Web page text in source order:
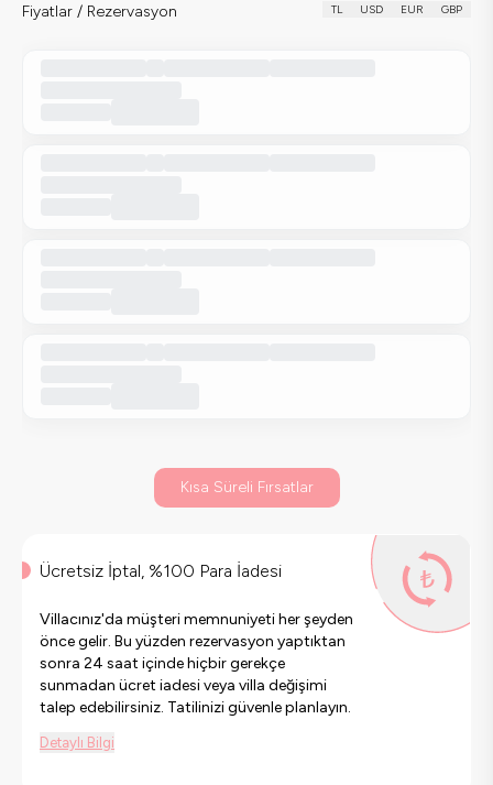
Fiyatlar / Rezervasyon TL USD EUR GBP
Kısa Süreli Fırsatlar
Ücretsiz İptal, %100 Para İadesi
Villacınız'da müşteri memnuniyeti her şeyden
önce gelir. Bu yüzden rezervasyon yaptıktan
sonra 24 saat içinde hiçbir gerekçe
sunmadan ücret iadesi veya villa değişimi
talep edebilirsiniz. Tatilinizi güvenle planlayın.
Detaylı Bilgi